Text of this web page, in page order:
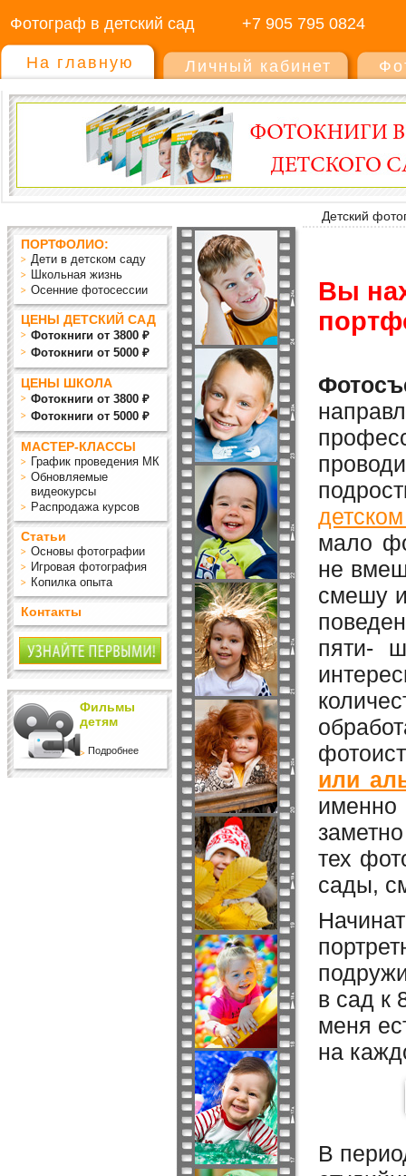
Фотограф в детский сад +7 905 795 0824
На главную Личный кабинет
Детский
ПОРТФОЛИО:
Дети в детском саду
Школьная жизнь
Осенние фотосессии
ЦЕНЫ ДЕТСКИЙ САД
Фотокниги от 3800 ₽
Фотокниги от 5000 ₽
ЦЕНЫ ШКОЛА
Фотокниги от 3800 ₽
Фотокниги от 5000 ₽
МАСТЕР-КЛАССЫ
График проведения МК
Обновляемые
видеокурсы
Распродажа курсов
Статьи
Основы фотографии
Игровая фотография
Копилка опыта
Контакты
Фильмы
детям
Подробнее
Вы
мало
не
смешу
пяти-
или
именно
тех
сады,
в сад к
меня
на
В